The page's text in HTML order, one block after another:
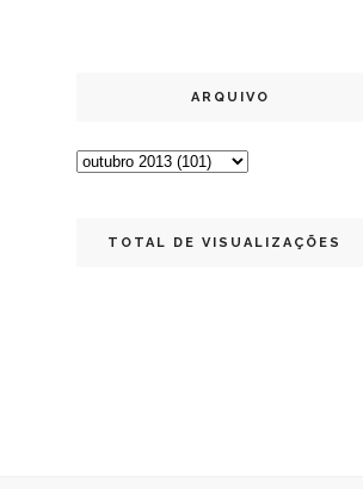
ARQUIVO
TOTAL DE VISUALIZAÇÕES